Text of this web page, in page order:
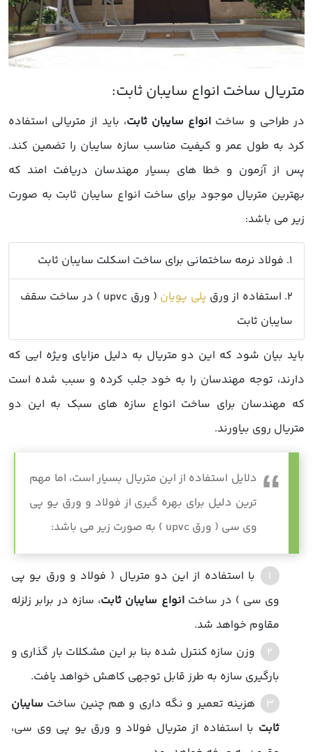
در طراحی و ساخت انواع سایبان ثابت، باید از متریالی استفاده
کرد به طول عمر و کیفیت مناسب سازه سایبان را تضمین کند.
پس از آزمون و خطا های بسیار مهندسان دریافت امند که
بهترین متریال موجود برای ساخت انواع سایبان ثابت به صورت
زیر می باشد:
1. فولاد نرمه ساختمانی برای ساخت اسکلت سایبان ثابت
2. استفاده از ورق پلی پویان ( ورق upvc ) در ساخت سقف
سایبان ثابت
باید بیان شود که این دو متریال به دلیل مزایای ویژه ایی که
دارند، توجه مهندسان را به خود جلب کرده و سبب شده است
که مهندسان برای ساخت انواع سازه های سبک به این دو
متریال روی بیاورند.
دلایل استفاده از این متریال بسیار است، اما مهم
ترین دلیل برای بهره گیری از فولاد و ورق یو پی
وی سی ( ورق upvc ) به صورت زیر می باشد:
با استفاده از این دو متریال ( فولاد و ورق یو پی
وی سی ) در ساخت انواع سایبان ثابت، سازه در برابر زلزله
مقاوم خواهد شد.
وزن سازه کنترل شده بنا بر این مشکلات بار گذاری و
بارگیری سازه به طرز قابل توجهی کاهش خواهد یافت.
هزینه تعمیر و نگه داری و هم چنین ساخت سایبان
ثابت با استفاده از متریال فولاد و ورق یو پی وی سی،